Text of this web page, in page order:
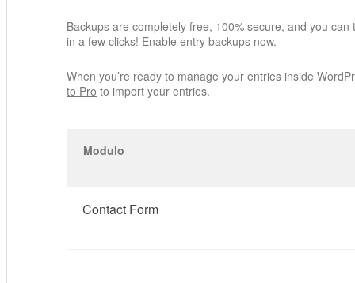
Backups are completely free, 100% secure, and you can
in a few clicks! Enable entry backups now.
When you’re ready to manage your entries inside
to Pro to import your entries.
Modulo
Contact Form